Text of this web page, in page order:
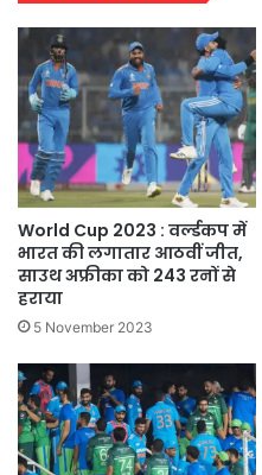
World Cup 2023 : वर्ल्डकप में
भारत की लगातार आठवीं जीत,
साउथ अफ्रीका को 243 रनों से
हराया
5 November 2023